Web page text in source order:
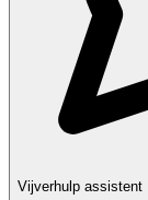
Vijverhulp assistent